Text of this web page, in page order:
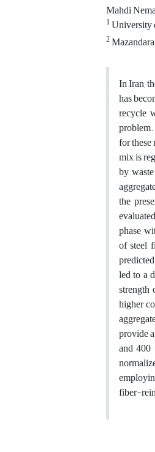
Mahdi
1University
2
In Iran,
has
recycle
for
mix is
by
the
phase,
of steel
led to a
strength
higher
provide
and 400
fiber-